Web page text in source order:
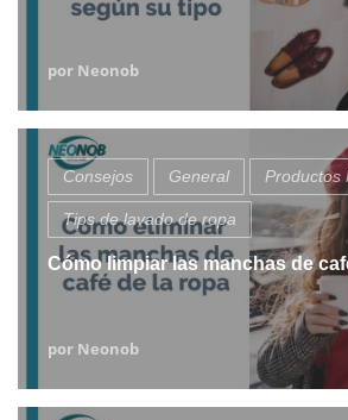
por Neonob
Consejos General Productos
Tips de lavado de ropa
Cómo limpiar las manchas de
por Neonob